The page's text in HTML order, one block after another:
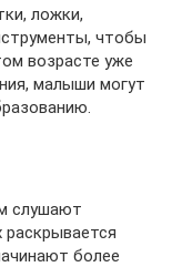
ложки,
чтобы
возрасте уже
малыши могут
слушают
более